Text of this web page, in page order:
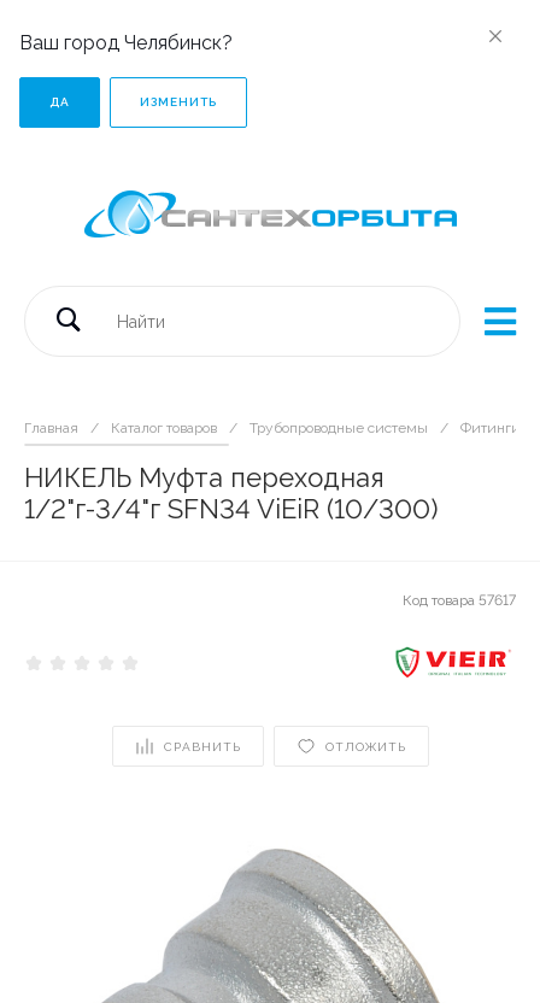
Ваш город Челябинск?
ДА ИЗМЕНИТЬ
Главная / Каталог товаров / Трубопроводные системы / Фитинги
НИКЕЛЬ Муфта переходная
1/2"г-3/4"г SFN34 ViEiR (10/300)
Код товара 57617
СРАВНИТЬ ОТЛОЖИТЬ